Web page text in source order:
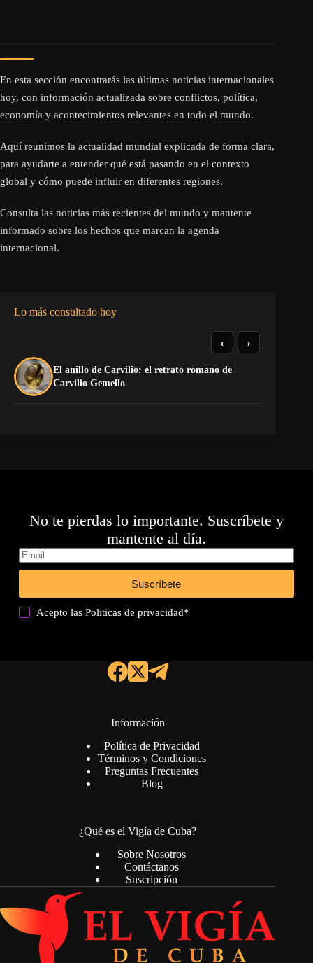
En esta sección encontrarás las últimas noticias internacionales
hoy, con información actualizada sobre conflictos, política,
economía y acontecimientos relevantes en todo el mundo.
Aquí reunimos la actualidad mundial explicada de forma clara,
para ayudarte a entender qué está pasando en el contexto
global y cómo puede influir en diferentes regiones.
Consulta las noticias más recientes del mundo y mantente
informado sobre los hechos que marcan la agenda
internacional.
Lo más consultado hoy
El anillo de Carvilio: el retrato romano de
Carvilio Gemello
‹ ›
No te pierdas lo importante. Suscríbete y
mantente al día.
Suscríbete
Acepto lasPoliticas de privacidad*
Información
Política de Privacidad
Términos y Condiciones
Preguntas Frecuentes
Blog
¿Qué es el Vigía de Cuba?
Sobre Nosotros
Contáctanos
Suscripción